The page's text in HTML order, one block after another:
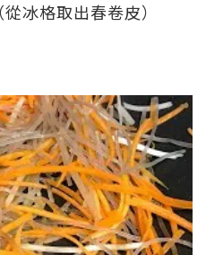
冰格取出春卷皮）